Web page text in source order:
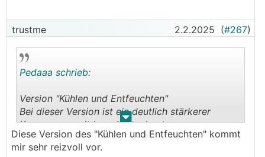
trustme 2.2.2025 (#267)
. .
Pedaaa schrieb:
Version "Kühlen und Entfeuchten"
Bei dieser Version ist ein deutlich stärkerer
Kompressor mit Inverter verbaut.
Dieser moduliert die Kompressor Frequenz
selbständig, und erlaubt deutlich höhere
Diese Version des "Kühlen und Entfeuchten" kommt
mir sehr reizvoll vor.